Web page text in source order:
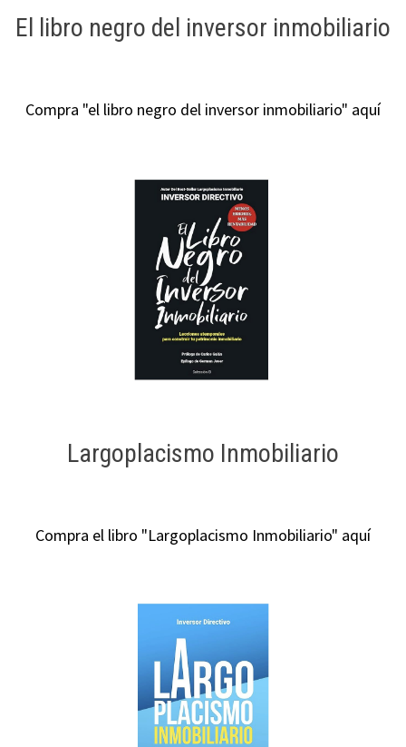
El libro negro del inversor inmobiliario
Compra "el libro negro del inversor inmobiliario" aquí
Largoplacismo Inmobiliario
Compra el libro "Largoplacismo Inmobiliario" aquí